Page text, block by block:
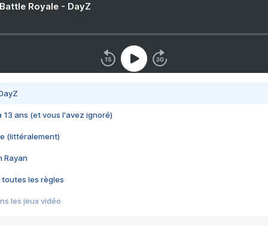
Royale - DayZ
13 ans (et vous l'avez ignoré)
(littéralement)
Rayan
toutes les règles
les jeux vidéo